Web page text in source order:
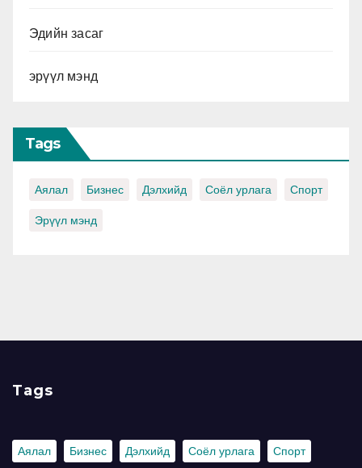
Эдийн засаг
эрүүл мэнд
Tags
Аялал Бизнес Дэлхийд Соёл урлага Спорт
Эрүүл мэнд
Tags
Аялал Бизнес Дэлхийд Соёл урлага Спорт